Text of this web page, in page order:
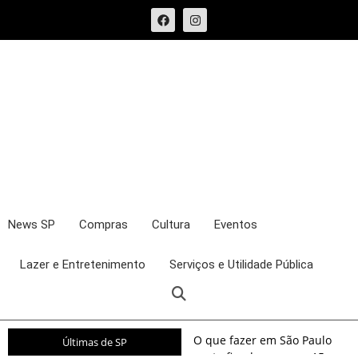
News SP Compras Cultura Eventos
Lazer e Entretenimento Serviços e Utilidade Pública
Últimas de SP
O que fazer em São Paulo